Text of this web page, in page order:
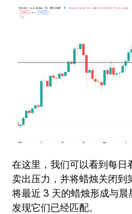
在这里，我们可以看到每日
卖出压力，并将蜡烛关闭到
将最近 3 天的蜡烛形成与
发现它们已经匹配。